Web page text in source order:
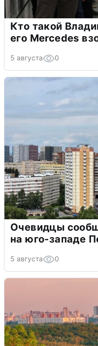
Кто такой
его Mercedes
5 августа 0
Очевидцы
на юго-западе
5 августа 0